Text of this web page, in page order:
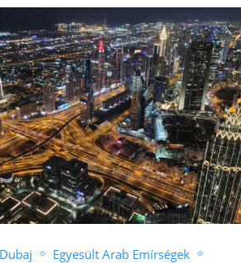
Dubaj
Egyesült Arab Emírségek